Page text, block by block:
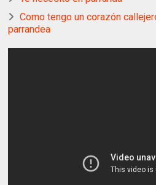
Como tengo un corazón
parrandea